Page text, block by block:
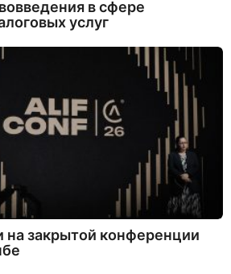
в сфере
услуг
на закрытой конференции